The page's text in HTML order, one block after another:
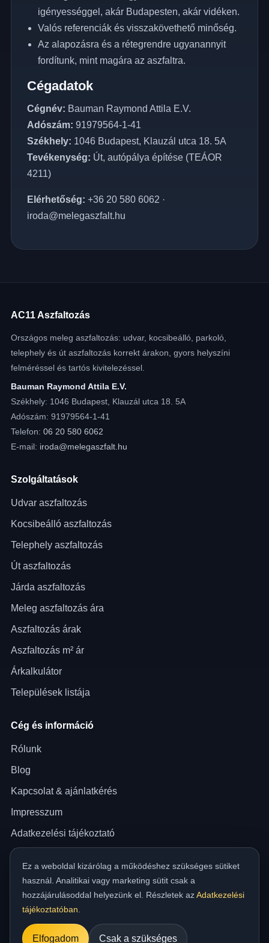
igényességgel, akár Budapesten, akár vidéken.
Valós referenciák és visszakövethető minőség.
Az alapozásra és a rétegrendre ugyanannyit
fordítunk, mint magára az aszfaltra.
Cégadatok
Cégnév: Bauman Raymond Attila E.V.
Adószám: 91979564-1-41
Székhely: 1046 Budapest, Klauzál utca 18. 5A
Tevékenység: Út, autópálya építése (TEÁOR
4211)
Elérhetőség: +36 20 580 6062 ·
iroda@melegaszfalt.hu
AC11 Aszfaltozás
Országos meleg aszfaltozás: udvar, kocsibeálló, parkoló,
telephely és út aszfaltozás korrekt árakon, gyors helyszíni
felméréssel és tartós kivitelezéssel.
Bauman Raymond Attila E.V.
Székhely: 1046 Budapest, Klauzál utca 18. 5A
Adószám: 91979564-1-41
Telefon: 06 20 580 6062
E-mail: iroda@melegaszfalt.hu
Szolgáltatások
Udvar aszfaltozás
Kocsibeálló aszfaltozás
Telephely aszfaltozás
Út aszfaltozás
Járda aszfaltozás
Meleg aszfaltozás ára
Aszfaltozás árak
Aszfaltozás m² ár
Árkalkulátor
Települések listája
Cég és információ
Rólunk
Blog
Kapcsolat & ajánlatkérés
Impresszum
Adatkezelési tájékoztató
ÁSZF
Akadálymentességi nyilatkozat
Tárhely: Nethely Kft. ·
Ez a weboldal kizárólag a működéshez szükséges sütiket
használ. Analitikai vagy marketing sütit csak a
hozzájárulásoddal helyezünk el. Részletek azAdatkezelési
tájékoztatóban
Elfogadom Csak a szükséges